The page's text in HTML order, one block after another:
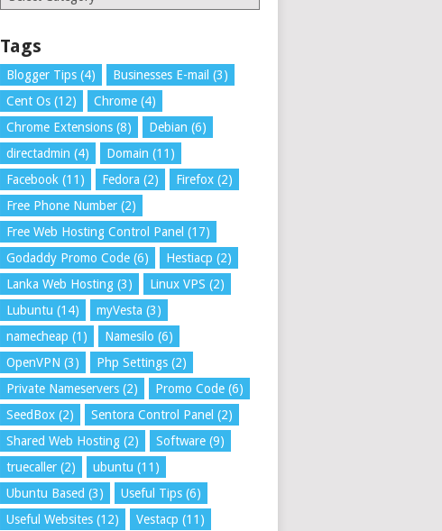
Tags
Blogger Tips (4) Businesses E-mail (3)
Cent Os (12) Chrome (4)
Chrome Extensions (8) Debian (6)
directadmin (4) Domain (11)
Facebook (11) Fedora (2) Firefox (2)
Free Phone Number (2)
Free Web Hosting Control Panel (17)
Godaddy Promo Code (6) Hestiacp (2)
Lanka Web Hosting (3) Linux VPS (2)
Lubuntu (14) myVesta (3)
namecheap (1) Namesilo (6)
OpenVPN (3) Php Settings (2)
Private Nameservers (2) Promo Code (6)
SeedBox (2) Sentora Control Panel (2)
Shared Web Hosting (2) Software (9)
truecaller (2) ubuntu (11)
Ubuntu Based (3) Useful Tips (6)
Useful Websites (12) Vestacp (11)